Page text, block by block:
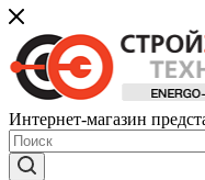
Интернет-магазин